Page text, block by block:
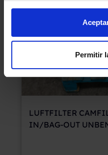
Permitir
LUFTFILTER
IN/BAG-OUT